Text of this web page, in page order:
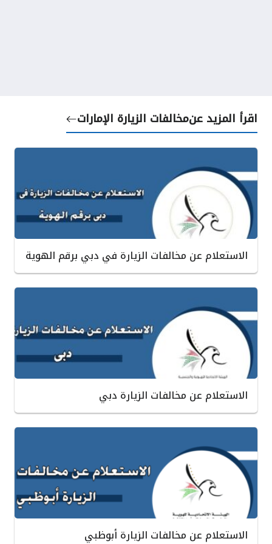
اقرأ المزيد عنمخالفات الزيارة الإمارات
الاستعلام عن مخالفات الزيارة في دبي برقم الهوية
الاستعلام عن مخالفات الزيارة دبي
الاستعلام عن مخالفات الزيارة أبوظبي